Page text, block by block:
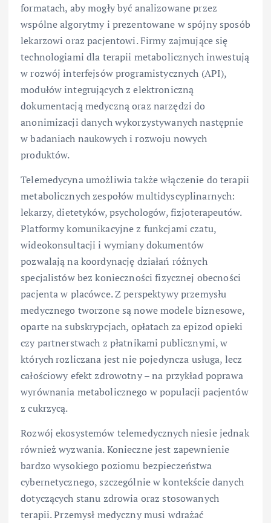
formatach, aby mogły być analizowane przez
wspólne algorytmy i prezentowane w spójny sposób
lekarzowi oraz pacjentowi. Firmy zajmujące się
technologiami dla terapii metabolicznych inwestują
w rozwój interfejsów programistycznych (API),
modułów integrujących z elektroniczną
dokumentacją medyczną oraz narzędzi do
anonimizacji danych wykorzystywanych następnie
w badaniach naukowych i rozwoju nowych
produktów.
Telemedycyna umożliwia także włączenie do terapii
metabolicznych zespołów multidyscyplinarnych:
lekarzy, dietetyków, psychologów, fizjoterapeutów.
Platformy komunikacyjne z funkcjami czatu,
wideokonsultacji i wymiany dokumentów
pozwalają na koordynację działań różnych
specjalistów bez konieczności fizycznej obecności
pacjenta w placówce. Z perspektywy przemysłu
medycznego tworzone są nowe modele biznesowe,
oparte na subskrypcjach, opłatach za epizod opieki
czy partnerstwach z płatnikami publicznymi, w
których rozliczana jest nie pojedyncza usługa, lecz
całościowy efekt zdrowotny – na przykład poprawa
wyrównania metabolicznego w populacji pacjentów
z cukrzycą.
Rozwój ekosystemów telemedycznych niesie jednak
również wyzwania. Konieczne jest zapewnienie
bardzo wysokiego poziomu bezpieczeństwa
cybernetycznego, szczególnie w kontekście danych
dotyczących stanu zdrowia oraz stosowanych
terapii. Przemysł medyczny musi wdrażać